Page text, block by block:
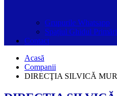
Grupurile Whatsapp
Spațiul Ghidul
Contact
Acasă
Companii
DIRECŢIA SILVICĂ